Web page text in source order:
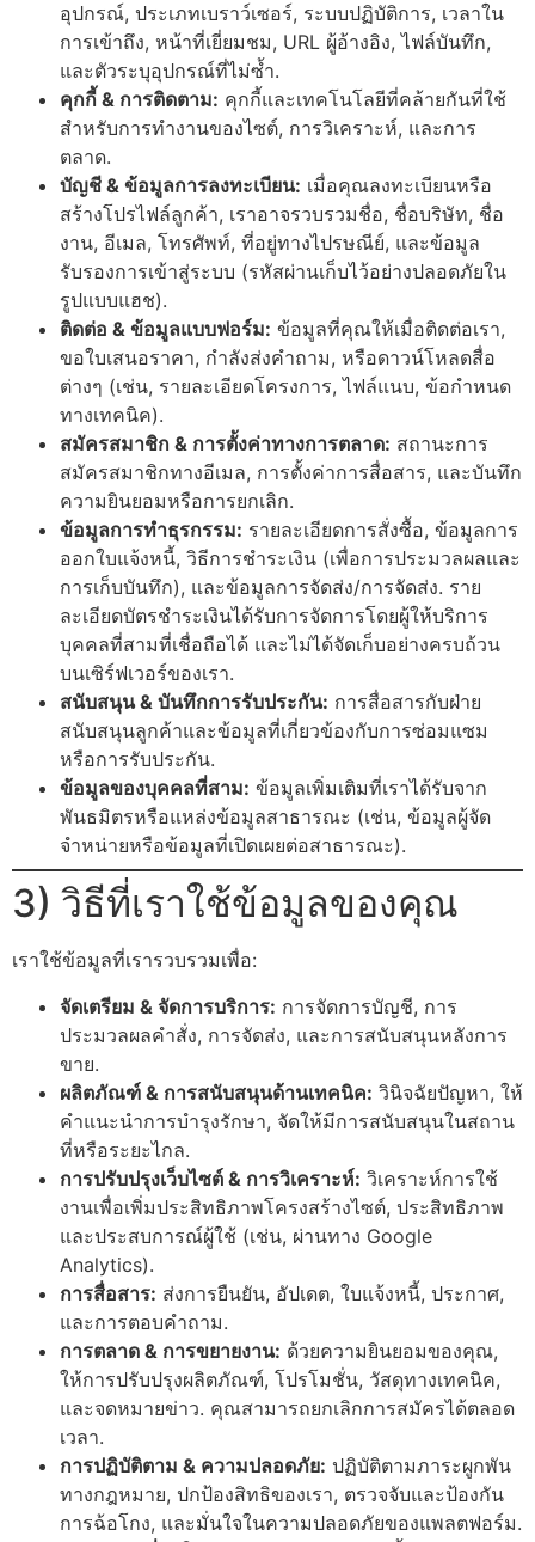
อุปกรณ์, ประเภทเบราว์เซอร์, ระบบปฏิบัติการ, เวลาใน
การเข้าถึง, หน้าที่เยี่ยมชม, URL ผู้อ้างอิง, ไฟล์บันทึก,
และตัวระบุอุปกรณ์ที่ไม่ซ้ำ.
คุกกี้ & การติดตาม: คุกกี้และเทคโนโลยีที่คล้ายกันที่ใช้
สำหรับการทำงานของไซต์, การวิเคราะห์, และการ
ตลาด.
บัญชี & ข้อมูลการลงทะเบียน: เมื่อคุณลงทะเบียนหรือ
สร้างโปรไฟล์ลูกค้า, เราอาจรวบรวมชื่อ, ชื่อบริษัท, ชื่อ
งาน, อีเมล, โทรศัพท์, ที่อยู่ทางไปรษณีย์, และข้อมูล
รับรองการเข้าสู่ระบบ (รหัสผ่านเก็บไว้อย่างปลอดภัยใน
รูปแบบแฮช).
ติดต่อ & ข้อมูลแบบฟอร์ม: ข้อมูลที่คุณให้เมื่อติดต่อเรา,
ขอใบเสนอราคา, กำลังส่งคำถาม, หรือดาวน์โหลดสื่อ
ต่างๆ (เช่น, รายละเอียดโครงการ, ไฟล์แนบ, ข้อกำหนด
ทางเทคนิค).
สมัครสมาชิก & การตั้งค่าทางการตลาด: สถานะการ
สมัครสมาชิกทางอีเมล, การตั้งค่าการสื่อสาร, และบันทึก
ความยินยอมหรือการยกเลิก.
ข้อมูลการทำธุรกรรม: รายละเอียดการสั่งซื้อ, ข้อมูลการ
ออกใบแจ้งหนี้, วิธีการชำระเงิน (เพื่อการประมวลผลและ
การเก็บบันทึก), และข้อมูลการจัดส่ง/การจัดส่ง. ราย
ละเอียดบัตรชำระเงินได้รับการจัดการโดยผู้ให้บริการ
บุคคลที่สามที่เชื่อถือได้ และไม่ได้จัดเก็บอย่างครบถ้วน
บนเซิร์ฟเวอร์ของเรา.
สนับสนุน & บันทึกการรับประกัน: การสื่อสารกับฝ่าย
สนับสนุนลูกค้าและข้อมูลที่เกี่ยวข้องกับการซ่อมแซม
หรือการรับประกัน.
ข้อมูลของบุคคลที่สาม: ข้อมูลเพิ่มเติมที่เราได้รับจาก
พันธมิตรหรือแหล่งข้อมูลสาธารณะ (เช่น, ข้อมูลผู้จัด
จำหน่ายหรือข้อมูลที่เปิดเผยต่อสาธารณะ).
3) วิธีที่เราใช้ข้อมูลของคุณ
เราใช้ข้อมูลที่เรารวบรวมเพื่อ:
จัดเตรียม & จัดการบริการ: การจัดการบัญชี, การ
ประมวลผลคำสั่ง, การจัดส่ง, และการสนับสนุนหลังการ
ขาย.
ผลิตภัณฑ์ & การสนับสนุนด้านเทคนิค: วินิจฉัยปัญหา, ให้
คำแนะนำการบำรุงรักษา, จัดให้มีการสนับสนุนในสถาน
ที่หรือระยะไกล.
การปรับปรุงเว็บไซต์ & การวิเคราะห์: วิเคราะห์การใช้
งานเพื่อเพิ่มประสิทธิภาพโครงสร้างไซต์, ประสิทธิภาพ
และประสบการณ์ผู้ใช้ (เช่น, ผ่านทาง Google
Analytics).
การสื่อสาร: ส่งการยืนยัน, อัปเดต, ใบแจ้งหนี้, ประกาศ,
และการตอบคำถาม.
การตลาด & การขยายงาน: ด้วยความยินยอมของคุณ,
ให้การปรับปรุงผลิตภัณฑ์, โปรโมชั่น, วัสดุทางเทคนิค,
และจดหมายข่าว. คุณสามารถยกเลิกการสมัครได้ตลอด
เวลา.
การปฏิบัติตาม & ความปลอดภัย: ปฏิบัติตามภาระผูกพัน
ทางกฎหมาย, ปกป้องสิทธิของเรา, ตรวจจับและป้องกัน
การฉ้อโกง, และมั่นใจในความปลอดภัยของแพลตฟอร์ม.